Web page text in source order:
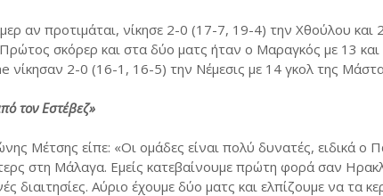
αν προτιμάται, νίκησε 2-0 (17-7, 19-4) την Χθούλου
σκόρερ και στα δύο ματς ήταν ο Μαραγκός με 13 και
νίκησαν 2-0 (16-1, 16-5) την Νέμεσις με 14 γκολ της
τον Εστέβεζ»
Μέτσης είπε: «Οι ομάδες είναι πολύ δυνατές, ειδικά ο
στη Μάλαγα. Εμείς κατεβαίνουμε πρώτη φορά σαν
διαιτησίες. Αύριο έχουμε δύο ματς και ελπίζουμε να τα